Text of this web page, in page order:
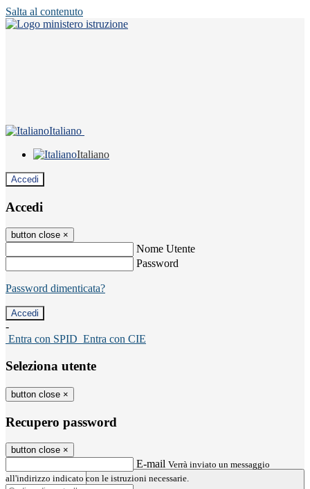
Salta al contenuto
Italiano
Italiano
Accedi
Accedi
button close ×
Nome Utente
Password
Password dimenticata?
-
Entra con SPID Entra con CIE
Seleziona utente
button close ×
Recupero password
button close ×
E-mail Verrà inviato un messaggio
all'indirizzo indicato con le istruzioni necessarie.